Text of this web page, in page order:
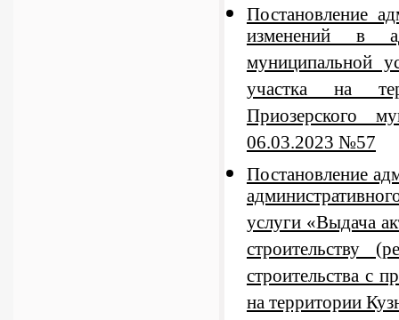
Постановление
изменений в
муниципальной
участка на
Приозерского
06.03.2023 №57
Постановление
услуги «Выдача
строительству
строительства с
на территории